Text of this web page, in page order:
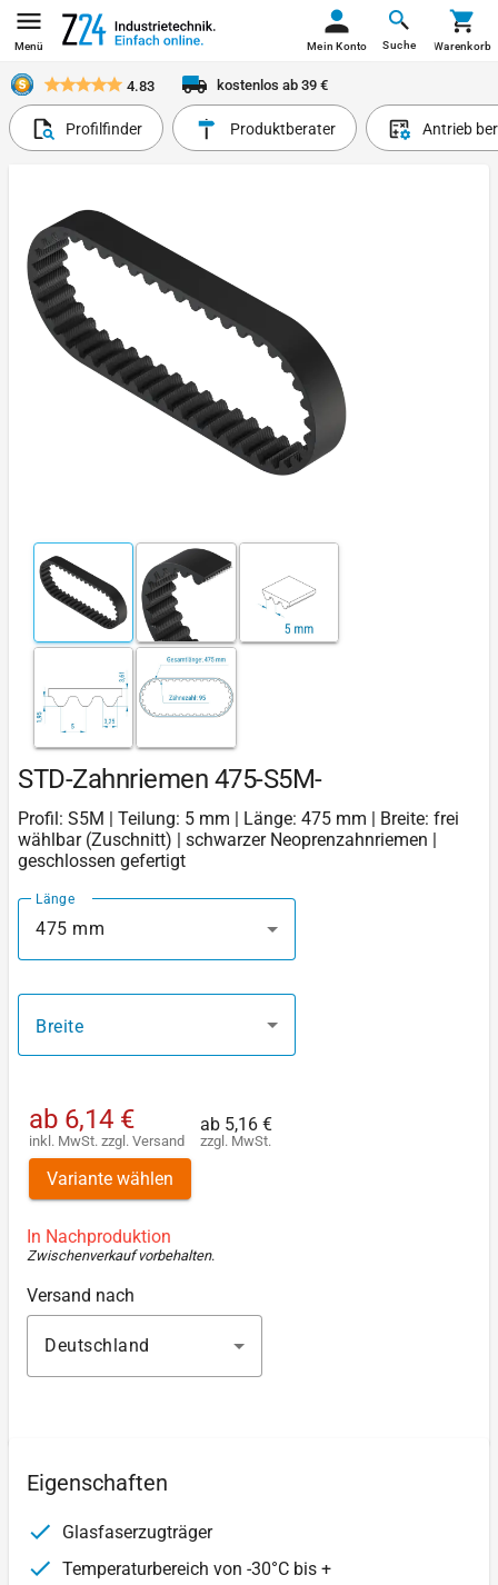
Menü Suche
Mein Konto Warenkorb
4.83 kostenlos ab 39 €
Profilfinder Produktberater Antrieb
STD-Zahnriemen 475-S5M-
Profil: S5M | Teilung: 5 mm | Länge: 475 mm | Breite: frei
wählbar (Zuschnitt) | schwarzer Neoprenzahnriemen |
geschlossen gefertigt
Länge
475 mm
Breite
ab 6,14 €
inkl. MwSt. zzgl. Versand
ab 5,16 €
zzgl. MwSt.
Variante wählen
In Nachproduktion
Zwischenverkauf vorbehalten.
Versand nach
Deutschland
Eigenschaften
Glasfaserzugträger
Temperaturbereich von -30°C bis +